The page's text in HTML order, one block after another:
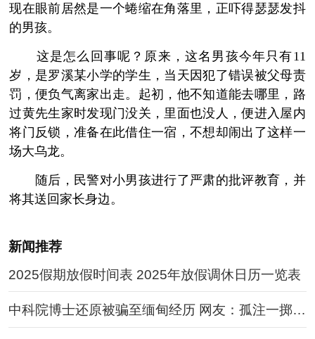
现在眼前居然是一个蜷缩在角落里，正吓得瑟瑟发抖
的男孩。
这是怎么回事呢？原来，这名男孩今年只有11
岁，是罗溪某小学的学生，当天因犯了错误被父母责
罚，便负气离家出走。起初，他不知道能去哪里，路
过黄先生家时发现门没关，里面也没人，便进入屋内
将门反锁，准备在此借住一宿，不想却闹出了这样一
场大乌龙。
随后，民警对小男孩进行了严肃的批评教育，并
将其送回家长身边。
新闻推荐
2025假期放假时间表 2025年放假调休日历一览表
中科院博士还原被骗至缅甸经历 网友：孤注一掷现
实版